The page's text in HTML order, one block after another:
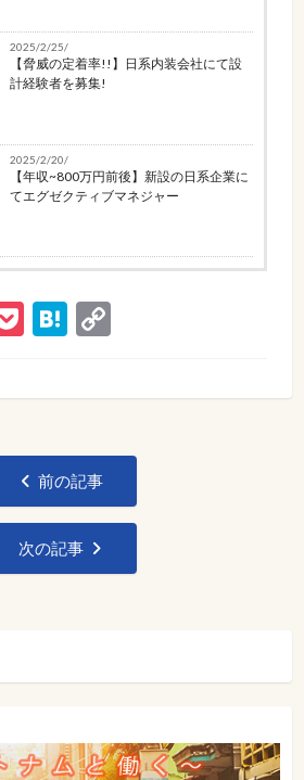
2025/2/25/
【脅威の定着率!!】日系内装会社にて設
計経験者を募集!
2025/2/20/
【年収~800万円前後】新設の日系企業に
てエグゼクティブマネジャー
PocketHatena
Copy
前の記事
次の記事